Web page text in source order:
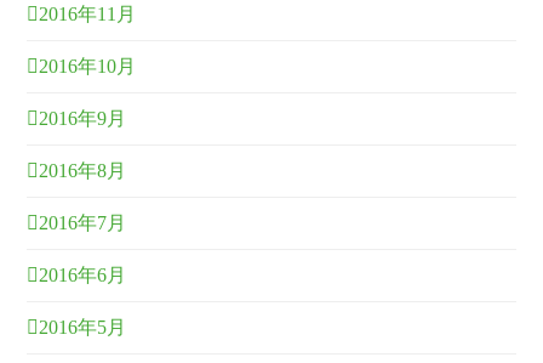
2016年11月
2016年10月
2016年9月
2016年8月
2016年7月
2016年6月
2016年5月